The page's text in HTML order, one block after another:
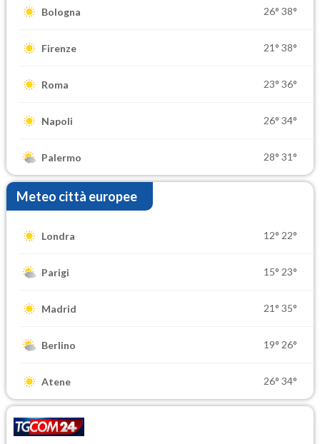
Bologna 26° 38°
Firenze 21° 38°
Roma 23° 36°
Napoli 26° 34°
Palermo 28° 31°
Meteo città europee
Londra 12° 22°
Parigi 15° 23°
Madrid 21° 35°
Berlino 19° 26°
Atene 26° 34°